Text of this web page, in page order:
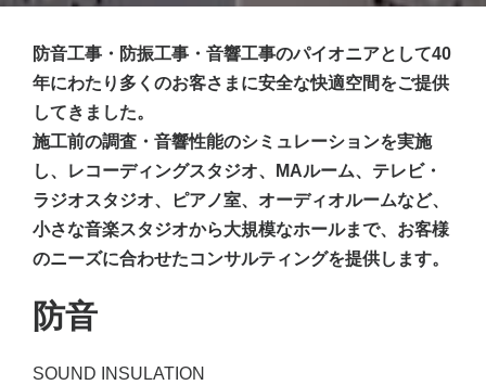
防音工事・防振工事・音響工事のパイオニアとして40
年にわたり多くのお客さまに安全な快適空間をご提供
してきました。
施工前の調査・音響性能のシミュレーションを実施
し、レコーディングスタジオ、MAルーム、テレビ・
ラジオスタジオ、ピアノ室、オーディオルームなど、
小さな音楽スタジオから大規模なホールまで、お客様
のニーズに合わせたコンサルティングを提供します。
防音
SOUND INSULATION